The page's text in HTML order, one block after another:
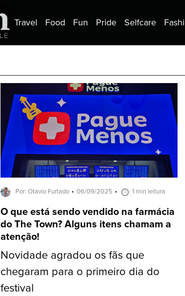
Travel Food Fun Pride Selfcare
Por: Otavio Furtado 06/09/2025 1 min leitura
O que está sendo vendido na farmácia
do The Town? Alguns itens chamam a
atenção!
Novidade agradou os fãs que
chegaram para o primeiro dia do
festival